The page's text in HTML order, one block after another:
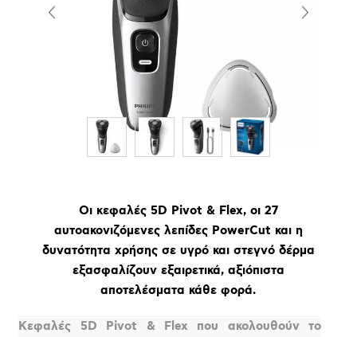
Οι κεφαλές 5D Pivot & Flex, οι 27
αυτοακονιζόμενες λεπίδες PowerCut και η
δυνατότητα χρήσης σε υγρό και στεγνό δέρμα
εξασφαλίζουν εξαιρετικά, αξιόπιστα
αποτελέσματα κάθε φορά.
Κεφαλές 5D Pivot & Flex που ακολουθούν το